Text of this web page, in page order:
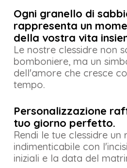
Ogni granello di
rappresenta un
della vostra vita
Le nostre clessidre non
bomboniere, ma un
dell'amore che cresce
tempo.
Personalizzazione
tuo giorno perfetto.
Rendi le tue clessidre
indimenticabile con
iniziali e la data del